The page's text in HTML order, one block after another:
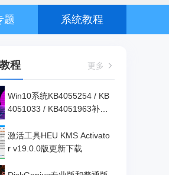
题 系统教程
程 更多
Win10系统KB4055254 / KB
4051033 / KB4051963补丁
激活工具HEU KMS Activato
r v19.0.0版更新下载